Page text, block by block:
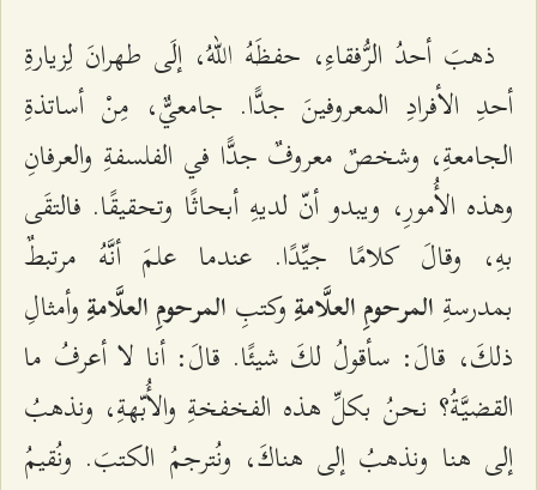
ذهبَ أحدُ الرُّفقاءِ، حفظَهُ اللّهُ، إلَى طهرانَ لِزیارةِ
أحدِ الأفرادِ المعروفینَ جدًّا. جامعيٌّ، مِنْ أساتذةِ
الجامعةِ، وشخصٌ معروفٌ جدًّا في الفلسفةِ والعرفانِ
وهذه الأُمورِ، ويبدو أنّ لدیهِ أبحاثًا وتحقيقًا. فالتقَى
بهِ، وقالَ كلامًا جیِّدًا. عندما علمَ أنَّهُ مرتبطٌ
بمدرسةِ المرحومِ العلَّامةِوكتبِ المرحومِ العلَّامةِوأمثالِ
ذلكَ، قالَ: سأقولُ لكَ شیئًا. قالَ: أنا لا أعرفُ ما
القضیَّةُ؟ نحنُ بكلِّ هذه الفخفخةِ والأُبّهةِ، ونذهبُ
إلى هنا ونذهبُ إلى هناكَ، ونُترجمُ الكتبَ. ونُقیمُ